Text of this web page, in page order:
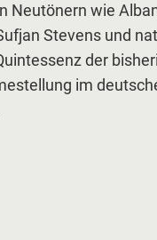
Neutönern wie
Stevens und
der
im